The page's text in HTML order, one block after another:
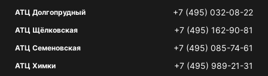
АТЦ Долгопрудный +7 (495) 032-08-22
АТЦ Щёлковская +7 (495) 162-90-81
АТЦ Семеновская +7 (495) 085-74-61
АТЦ Химки +7 (495) 989-21-31